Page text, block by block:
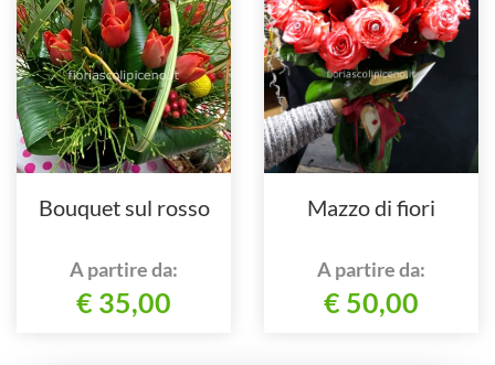
Bouquet sul rosso
A partire da:
€ 35,00
Mazzo di fiori
A partire da:
€ 50,00